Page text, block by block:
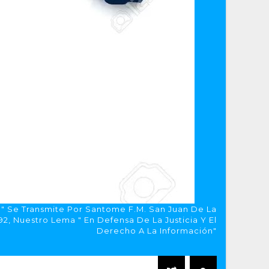
Transmite Por Santome F.M. San Juan De La
Nuestro Lema " En Defensa De La Justicia Y El
Derecho A La Información"